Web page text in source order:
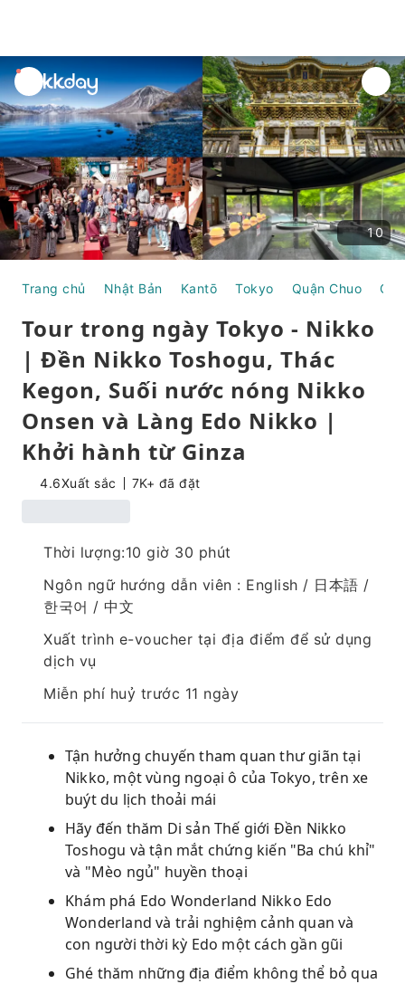
unread
notifications
10
Trang chủ Nhật Bản Kantō Tokyo Quận Chuo
Tour trong ngày Tokyo - Nikko
| Đền Nikko Toshogu, Thác
Kegon, Suối nước nóng Nikko
Onsen và Làng Edo Nikko |
Khởi hành từ Ginza
4.6Xuất sắc 7K+ đã đặt
Thời lượng:10 giờ 30 phút
Ngôn ngữ hướng dẫn viên : English / 日本語 /
한국어 / 中文
Xuất trình e-voucher tại địa điểm để sử dụng
dịch vụ
Miễn phí huỷ trước 11 ngày
Tận hưởng chuyến tham quan thư giãn tại
Nikko, một vùng ngoại ô của Tokyo, trên xe
buýt du lịch thoải mái
Hãy đến thăm Di sản Thế giới Đền Nikko
Toshogu và tận mắt chứng kiến ​​"Ba chú khỉ"
và "Mèo ngủ" huyền thoại
Khám phá Edo Wonderland Nikko Edo
Wonderland và trải nghiệm cảnh quan và
con người thời kỳ Edo một cách gần gũi
Ghé thăm những địa điểm không thể bỏ qua